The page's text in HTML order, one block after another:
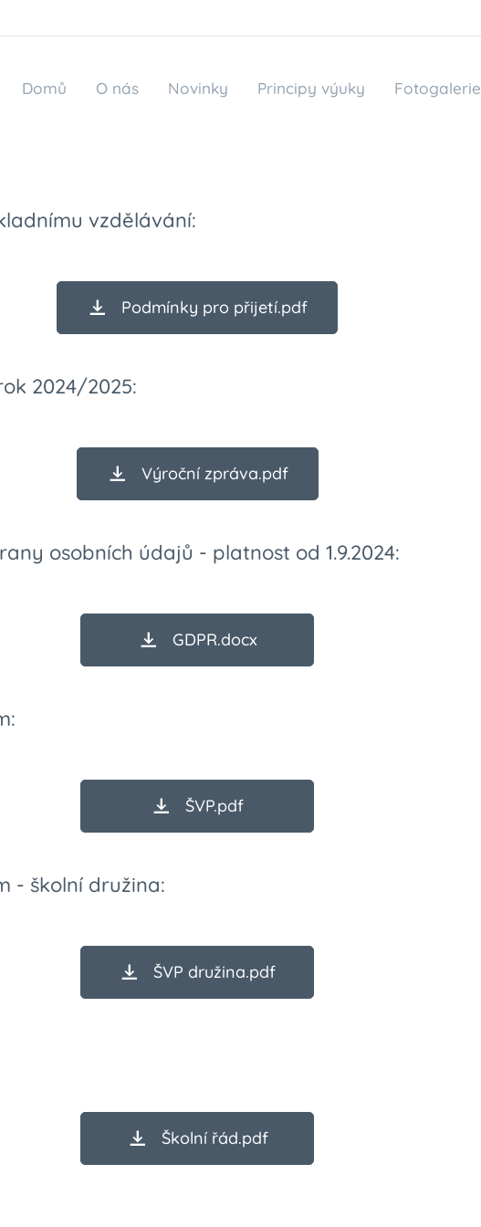
Domů O nás Novinky Principy výuky Fotogalerie
vzdělávání:
Podmínky pro přijetí.pdf
2024/2025:
Výroční zpráva.pdf
osobních údajů - platnost od 1.9.2024:
GDPR.docx
ŠVP.pdf
- školní družina:
ŠVP družina.pdf
Školní řád.pdf